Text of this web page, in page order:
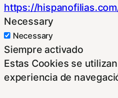
https://
Necessary
Necessary
Siempre activado
Estas Cookies se
experiencia de